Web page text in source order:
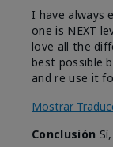
I have always
one is NEXT
love all the
best possible
and re use it
Mostrar
Conclusión